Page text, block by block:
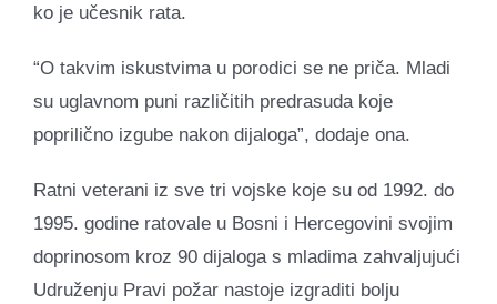
ko je učesnik rata.
“O takvim iskustvima u porodici se ne priča. Mladi
su uglavnom puni različitih predrasuda koje
poprilično izgube nakon dijaloga”, dodaje ona.
Ratni veterani iz sve tri vojske koje su od 1992. do
1995. godine ratovale u Bosni i Hercegovini svojim
doprinosom kroz 90 dijaloga s mladima zahvaljujući
Udruženju Pravi požar nastoje izgraditi bolju